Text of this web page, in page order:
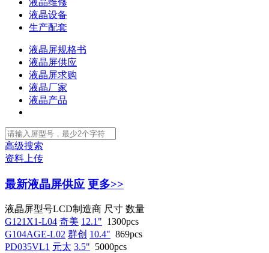
液晶设备
生产配套
液晶屏规格书
液晶屏供应
液晶屏求购
液晶厂家
液晶产品
高级搜索
资料上传
最新液晶屏供应 更多>>
液晶屏型号LCD制造商 尺寸 数量
G121X1-L04 奇美 12.1" 1300pcs
G104AGE-L02 群创 10.4" 869pcs
PD035VL1 元太 3.5" 5000pcs